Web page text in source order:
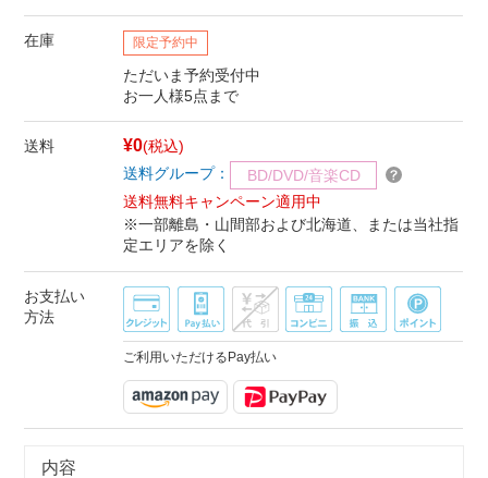
在庫 限定予約中
ただいま予約受付中
お一人様5点まで
送料 ¥0(税込)
送料グループ：
BD/DVD/音楽CD
送料無料キャンペーン適用中
※一部離島・山間部および北海道、または当社指
定エリアを除く
お支払い
方法
ご利用いただけるPay払い
内容